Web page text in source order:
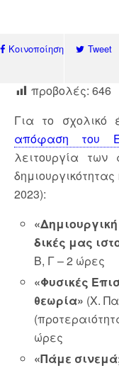
Κοινοποίηση Tweet
προβολές: 646
Για το σχολικό
απόφαση του
λειτουργία
2023):
δικές μας
Β, Γ – 2 ώρες
«Φυσικές
θεωρία» (Χ.
ώρες
«Πάμε